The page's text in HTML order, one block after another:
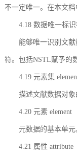
不一定唯一。在本文
4.18 数据唯一标
能够唯一识别文
符。包括NSTL赋予的
4.19 元素集
描述文献数据对
4.20 元素 element
元数据的基本单元
4.21 属性 attribute